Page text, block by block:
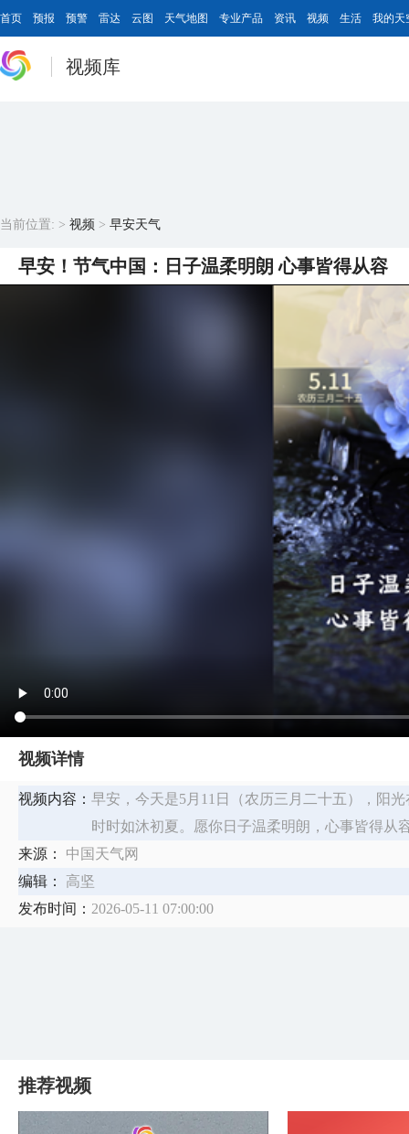
首页 预报 预警 雷达 云图 天气地图 专业产品 资讯 视频 生活 我的天
视频库
当前位置: > 视频 > 早安天气
早安！节气中国：日子温柔明朗 心事皆得从容
视频详情
视频内容： 早安，今天是5月11日（农历三月二十五），阳
时时如沐初夏。愿你日子温柔明朗，心事皆得从
来源：
中国天气网
编辑：
高坚
发布时间： 2026-05-11 07:00:00
推荐视频